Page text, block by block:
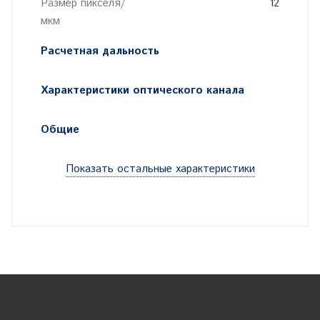
Размер пикселя/
мкм
12
Расчетная дальность
Характеристики оптического канала
Общие
Показать остальные характеристики